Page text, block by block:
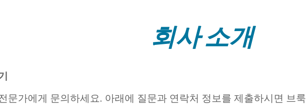
회사 소개
문가에게 문의하세요. 아래에 질문과 연락처 정보를 제출하시면 브